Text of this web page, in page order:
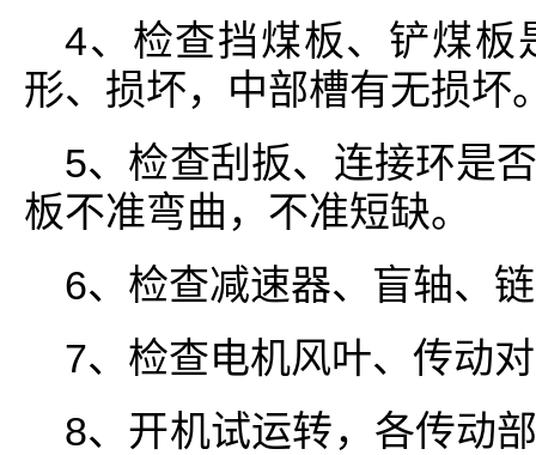
4、检查挡煤板、铲煤板
形、损坏，中部槽有无损坏
5、检查刮扳、连接环是
板不准弯曲，不准短缺。
6、检查减速器、盲轴、
7、检查电机风叶、传动
8、开机试运转，各传动